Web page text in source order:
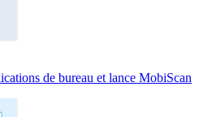
de bureau et lance MobiScan